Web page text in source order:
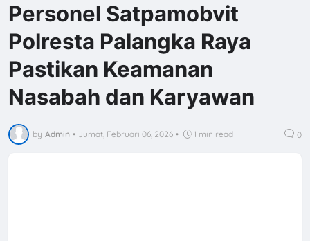
Personel Satpamobvit
Polresta Palangka Raya
Pastikan Keamanan
Nasabah dan Karyawan
by Admin • Jumat, Februari 06, 2026 • 1 min read 0